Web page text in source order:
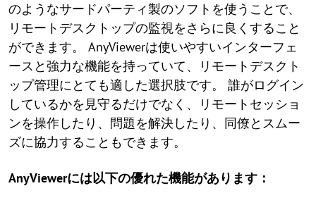
のようなサードパーティ製のソフトを使うことで、
リモートデスクトップの監視をさらに良くすること
ができます。 AnyViewerは使いやすいインターフェ
ースと強力な機能を持っていて、リモートデスクト
ップ管理にとても適した選択肢です。 誰がログイン
しているかを見守るだけでなく、リモートセッショ
ンを操作したり、問題を解決したり、同僚とスムー
ズに協力することもできます。
AnyViewerには以下の優れた機能があります：